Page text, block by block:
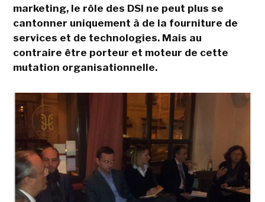
marketing, le rôle des DSI ne peut plus se
cantonner uniquement à de la fourniture de
services et de technologies. Mais au
contraire être porteur et moteur de cette
mutation organisationnelle.